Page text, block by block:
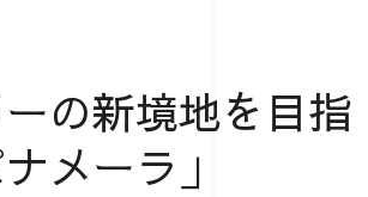
の新境地を目指
メーラ」